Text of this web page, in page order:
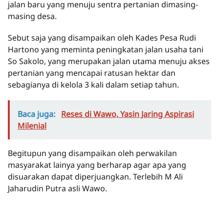
jalan baru yang menuju sentra pertanian dimasing-
masing desa.
Sebut saja yang disampaikan oleh Kades Pesa Rudi
Hartono yang meminta peningkatan jalan usaha tani
So Sakolo, yang merupakan jalan utama menuju akses
pertanian yang mencapai ratusan hektar dan
sebagianya di kelola 3 kali dalam setiap tahun.
Baca juga: Reses di Wawo, Yasin Jaring Aspirasi
Milenial
Begitupun yang disampaikan oleh perwakilan
masyarakat lainya yang berharap agar apa yang
disuarakan dapat diperjuangkan. Terlebih M Ali
Jaharudin Putra asli Wawo.